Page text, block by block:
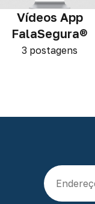
Vídeos App
FalaSegura®
3 postagens
E-mail